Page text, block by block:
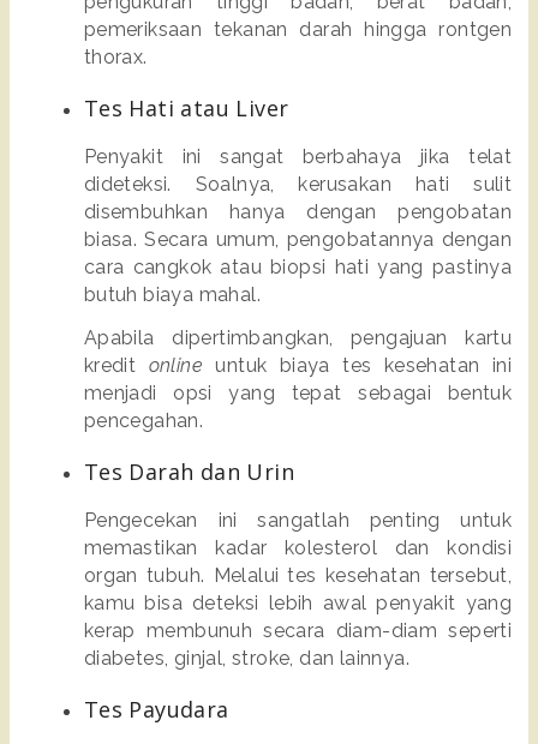
pemeriksaan tekanan darah hingga rontgen
thorax.
Tes Hati atau Liver
Penyakit ini sangat berbahaya jika telat
dideteksi. Soalnya, kerusakan hati sulit
disembuhkan hanya dengan pengobatan
biasa. Secara umum, pengobatannya dengan
cara cangkok atau biopsi hati yang pastinya
butuh biaya mahal.
Apabila dipertimbangkan, pengajuan kartu
kredit online untuk biaya tes kesehatan ini
menjadi opsi yang tepat sebagai bentuk
pencegahan.
Tes Darah dan Urin
Pengecekan ini sangatlah penting untuk
memastikan kadar kolesterol dan kondisi
organ tubuh. Melalui tes kesehatan tersebut,
kamu bisa deteksi lebih awal penyakit yang
kerap membunuh secara diam-diam seperti
diabetes, ginjal, stroke, dan lainnya.
Tes Payudara